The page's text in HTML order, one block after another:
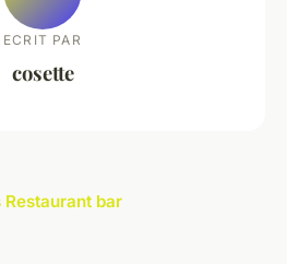
ECRIT PAR
cosette
bar